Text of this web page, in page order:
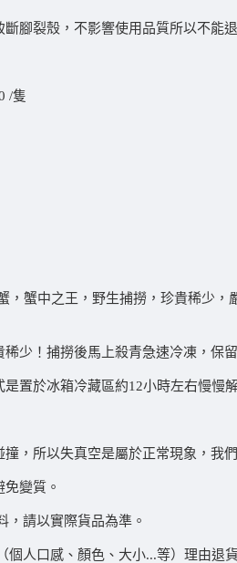
腳裂殼，不影響使用品質所以不能
/隻
，蟹中之王，野生捕撈，珍貴稀少
少！捕撈後馬上殺青急速冷凍，保
置於冰箱冷藏區約12小時左右慢慢
，所以失真空是屬於正常現象，我
變質。
請以實際貨品為準。
人口感、顏色、大小...等）理由退